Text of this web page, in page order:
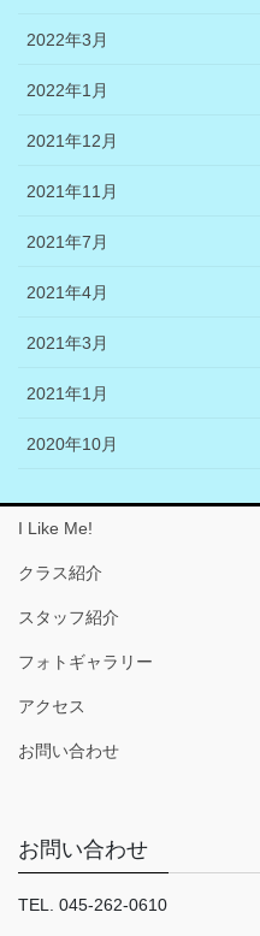
2022年3月
2022年1月
2021年12月
2021年11月
2021年7月
2021年4月
2021年3月
2021年1月
2020年10月
I Like Me!
クラス紹介
スタッフ紹介
フォトギャラリー
アクセス
お問い合わせ
お問い合わせ
TEL. 045-262-0610